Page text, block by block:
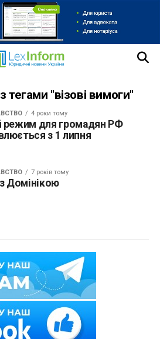
з тегами "візові вимоги"
4 роки тому
режим для громадян РФ
з 1 липня
7 років тому
Домінікою